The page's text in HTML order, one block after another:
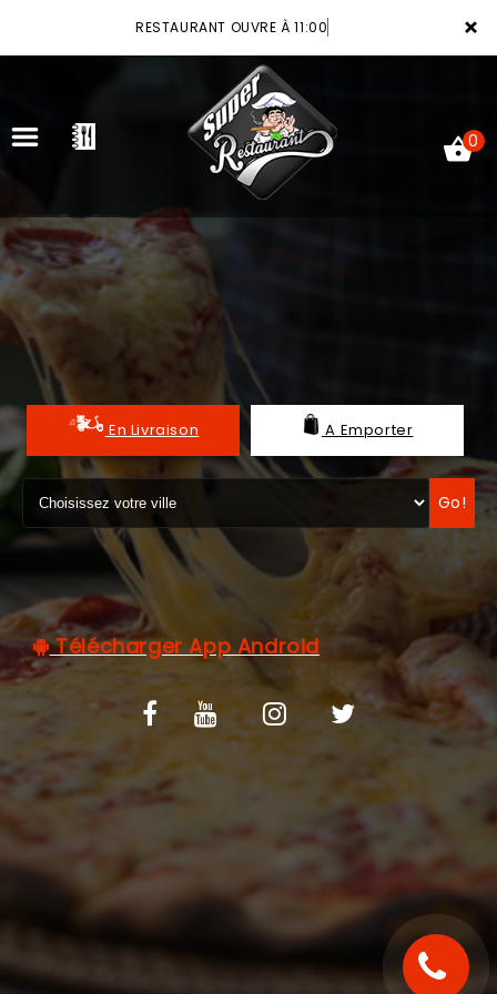
×
RESTAURANT OUVRE À 11:00
ACCUEIL
LA CARTE
VOTRE COMPTE
NOTRE RESTAURANT
MENTIONS LÉGALES
C.G.V
0
En Livraison A Emporter
Go!
Télécharger App Android